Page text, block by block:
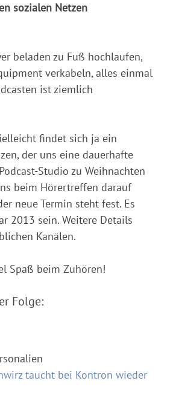
sozialen Netzen
beladen zu Fuß hochlaufen,
verkabeln, alles einmal
ist ziemlich
findet sich ja ein
der uns eine dauerhafte
Studio zu Weihnachten
beim Hörertreffen darauf
neue Termin steht fest. Es
2013 sein. Weitere Details
Kanälen.
Spaß beim Zuhören!
Folge:
taucht bei Kontron wieder